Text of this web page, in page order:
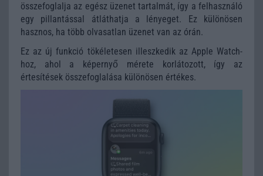
összefoglalja az egész üzenet tartalmát, így a felhasználó
egy pillantással átláthatja a lényeget. Ez különösen
hasznos, ha több olvasatlan üzenet van az órán.
Ez az új funkció tökéletesen illeszkedik az Apple Watch-
hoz, ahol a képernyő mérete korlátozott, így az
értesítések összefoglalása különösen értékes.